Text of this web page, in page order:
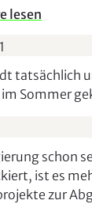
lesen
tatsächlich
Sommer
schon
ist es
zur